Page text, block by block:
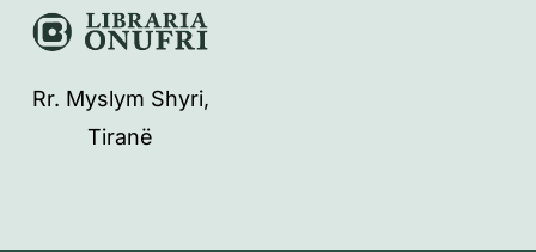
Rr. Myslym Shyri,
Tiranë